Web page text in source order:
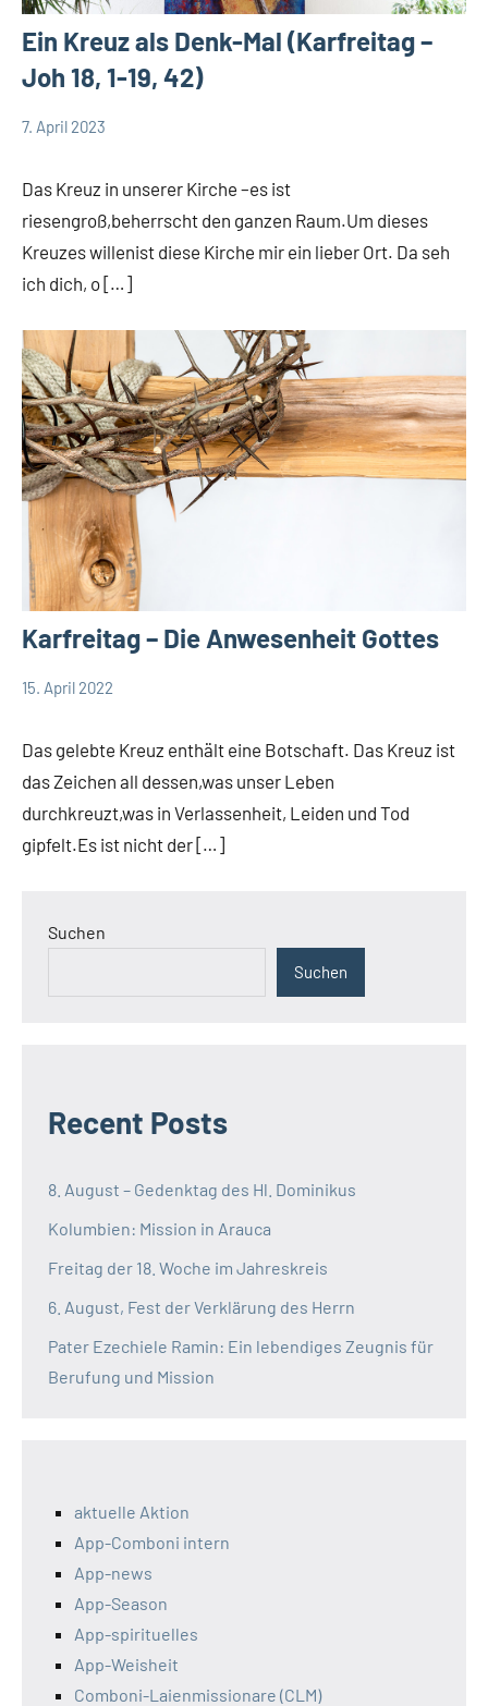
Ein Kreuz als Denk-Mal (Karfreitag –
Joh 18, 1-19, 42)
App-
spirituelles
7. April 2023
Andrea
Das Kreuz in unserer Kirche –es ist
riesengroß,beherrscht den ganzen Raum.Um dieses
Kreuzes willenist diese Kirche mir ein lieber Ort. Da seh
ich dich, o […]
Karfreitag – Die Anwesenheit Gottes
App-
App-
spirituelles
Startseite
15. April 2022
Andrea
Keine
Das gelebte Kreuz enthält eine Botschaft. Das Kreuz ist
das Zeichen all dessen,was unser Leben
durchkreuzt,was in Verlassenheit, Leiden und Tod
gipfelt.Es ist nicht der […]
Suchen
Suchen
Recent Posts
8. August – Gedenktag des Hl. Dominikus
Kolumbien: Mission in Arauca
Freitag der 18. Woche im Jahreskreis
6. August, Fest der Verklärung des Herrn
Pater Ezechiele Ramin: Ein lebendiges Zeugnis für
Berufung und Mission
aktuelle Aktion
App-Comboni intern
App-news
App-Season
App-spirituelles
App-Weisheit
Comboni-Laienmissionare (CLM)